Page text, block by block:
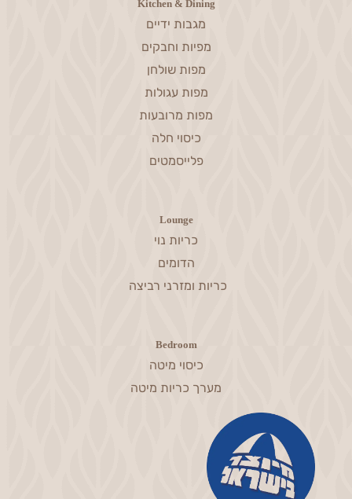
Kitchen & Dining
מגבות ידיים
מפיות וחבקים
מפות שולחן
מפות עגולות
מפות מרובעות
כיסוי חלה
פלייסמטים
Lounge
כריות נוי
הדומים
כריות ומזרני רביצה
Bedroom
כיסוי מיטה
מערך כריות מיטה